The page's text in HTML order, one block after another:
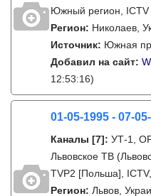
Южный регион,
Регион: Николаев,
Источник: Южная
Добавил на сайт:
12:53:16)
01-05-1995 - 07-
Каналы [7]: УТ-1,
Львовское ТВ
TVP2 [Польша],
Регион: Львов,